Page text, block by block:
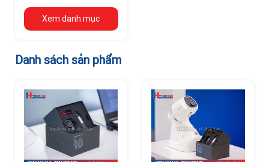
Xem danh mục
Danh sách sản phẩm